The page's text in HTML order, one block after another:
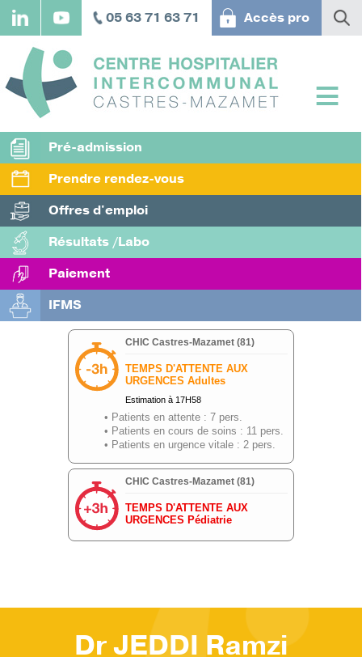
Aller
principal
05 63 71 63 71 Accès pro
Pré-admission
Prendre rendez-vous
Offres d'emploi
Résultats /Labo
Paiement
IFMS
Dr JEDDI Ramzi